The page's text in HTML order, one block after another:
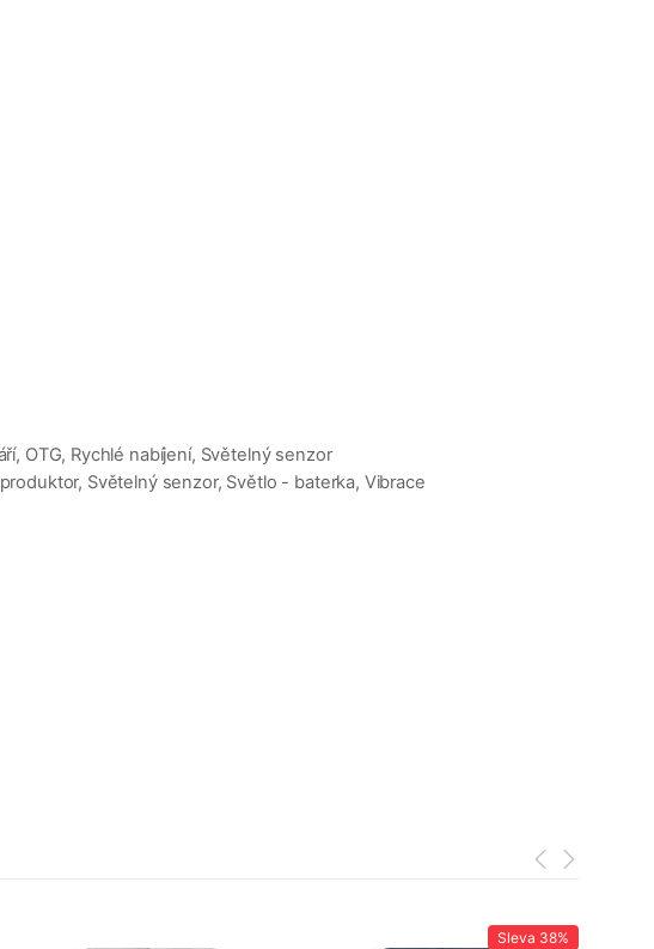
OTG, Rychlé nabíjení, Světelný senzor
Světelný senzor, Světlo - baterka, Vibrace
Sleva 38%